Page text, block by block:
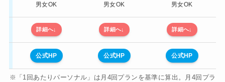
女性専用か男女OK 男女OK 男女OK
詳細へ↓ 詳細へ↓ 詳細へ↓
公式HP 公式HP 公式HP 公式HP
※「1回あたりパーソナル」は月4回プランを基準に算出。月4回プラ